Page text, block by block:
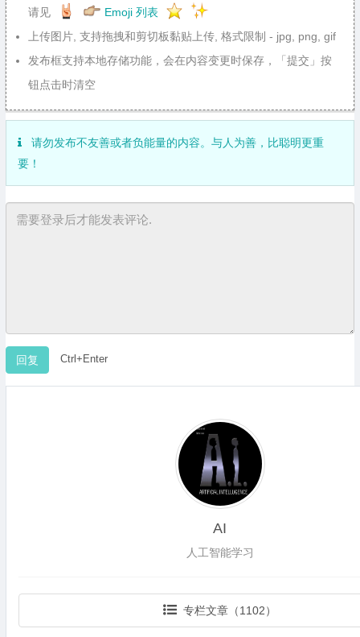
请见
Emoji 列表
上传图片, 支持拖拽和剪切板黏贴上传, 格式限制 - jpg, png, gif
发布框支持本地存储功能，会在内容变更时保存，「提交」按
钮点击时清空
请勿发布不友善或者负能量的内容。与人为善，比聪明更重
要！
Ctrl+Enter
AI
人工智能学习
专栏文章（1102）